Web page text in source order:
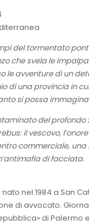
del tormentato
che svela le
le avventure di un
di una provincia in
si possa
del profondo
il vescovo,
commerciale,
di facciata.
nel 1984 a San
di avvocato.
di Palermo